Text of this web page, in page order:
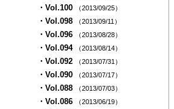
・Vol.100 （2013/09/25）
・Vol.098 （2013/09/11）
・Vol.096 （2013/08/28）
・Vol.094 （2013/08/14）
・Vol.092 （2013/07/31）
・Vol.090 （2013/07/17）
・Vol.088 （2013/07/03）
・Vol.086 （2013/06/19）